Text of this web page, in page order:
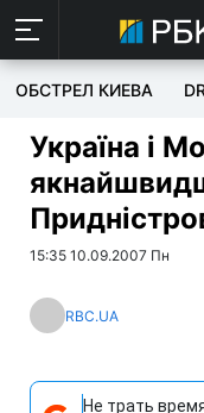
ОБСТРЕЛ КИЕВА
Україна і
15:35 10.09.2007 Пн
RBC.UA
Не трать